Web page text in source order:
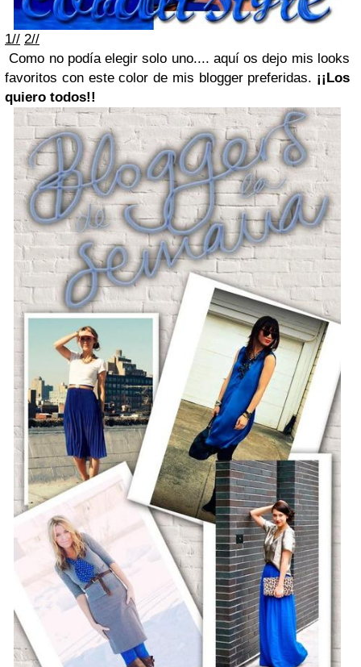
1// 2//
Como no podía elegir solo uno.... aquí os dejo mis looks
favoritos con este color de mis blogger preferidas. ¡¡Los
quiero todos!!